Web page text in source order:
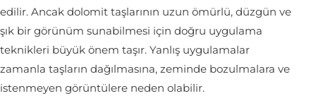
edilir. Ancak dolomit taşlarının uzun ömürlü, düzgün ve
şık bir görünüm sunabilmesi için doğru uygulama
teknikleri büyük önem taşır. Yanlış uygulamalar
zamanla taşların dağılmasına, zeminde bozulmalara ve
istenmeyen görüntülere neden olabilir.